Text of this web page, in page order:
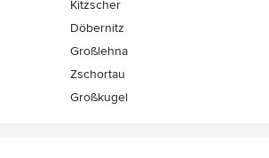
Kitzscher
Döbernitz
Großlehna
Zschortau
Großkugel